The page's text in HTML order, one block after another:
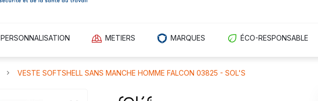
PERSONNALISATION METIERS MARQUES ÉCO-RESPONSABLE
VESTE SOFTSHELL SANS MANCHE HOMME FALCON 03825 - SOL'S